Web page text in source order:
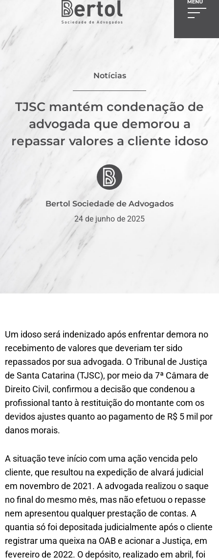
Notícias
TJSC mantém condenação de
advogada que demorou a
repassar valores a cliente idoso
Bertol Sociedade de Advogados
24 de junho de 2025
Um idoso será indenizado após enfrentar demora no
recebimento de valores que deveriam ter sido
repassados por sua advogada. O Tribunal de Justiça
de Santa Catarina (TJSC), por meio da 7ª Câmara de
Direito Civil, confirmou a decisão que condenou a
profissional tanto à restituição do montante com os
devidos ajustes quanto ao pagamento de R$ 5 mil por
danos morais.
A situação teve início com uma ação vencida pelo
cliente, que resultou na expedição de alvará judicial
em novembro de 2021. A advogada realizou o saque
no final do mesmo mês, mas não efetuou o repasse
nem apresentou qualquer prestação de contas. A
quantia só foi depositada judicialmente após o cliente
registrar uma queixa na OAB e acionar a Justiça, em
fevereiro de 2022. O depósito, realizado em abril, foi